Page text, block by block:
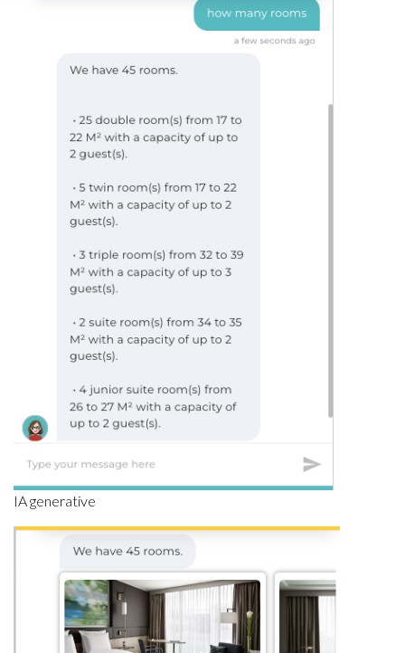
IA generative